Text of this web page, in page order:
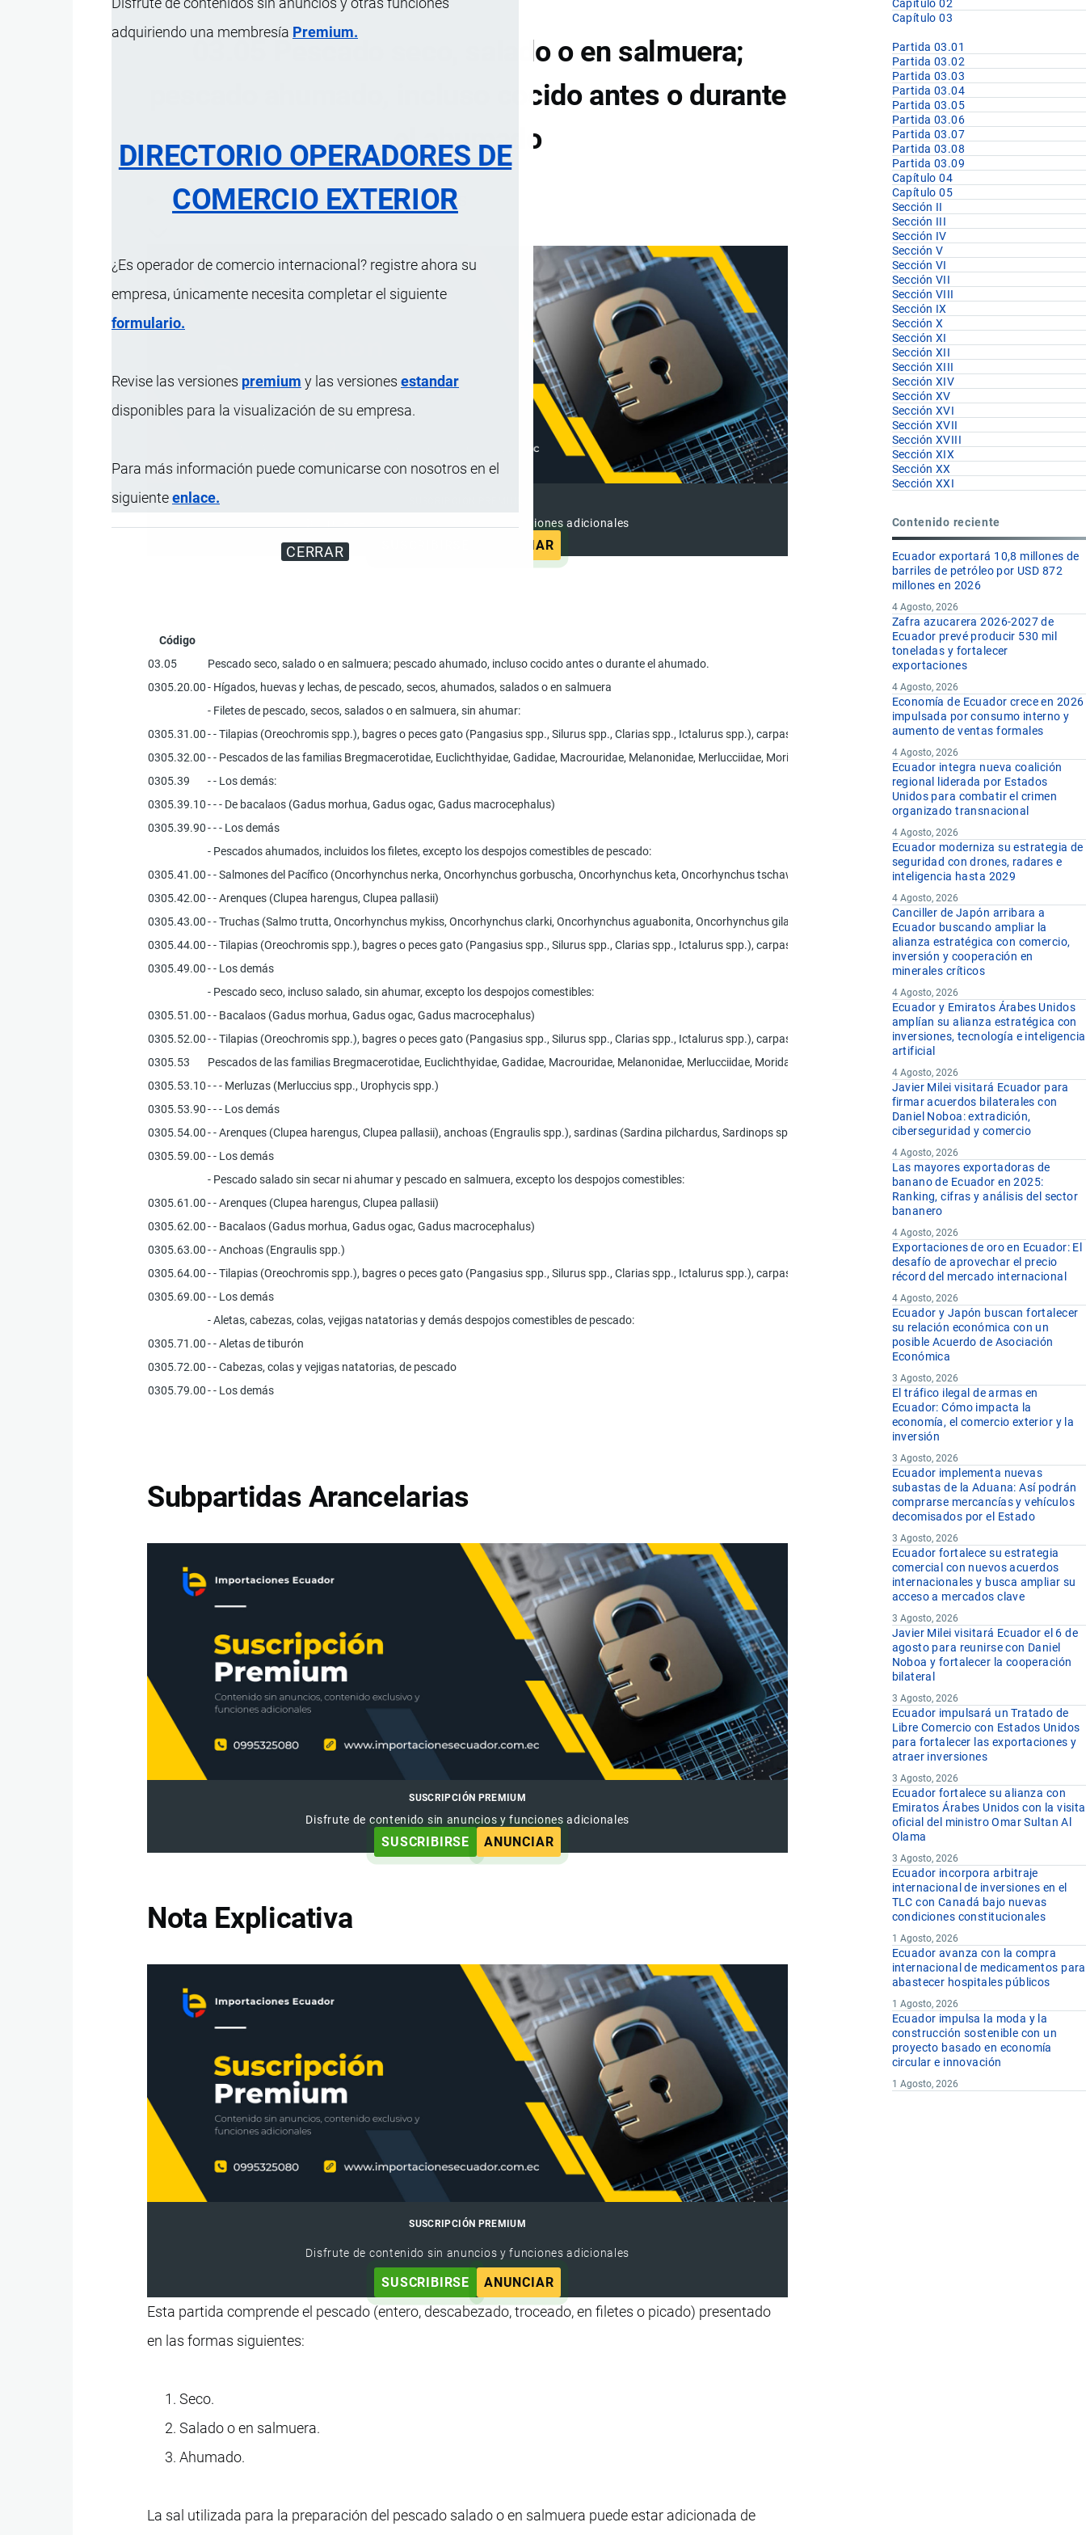
adquiriendo una membresía Premium.
DIRECTORIO OPERADORES DE
COMERCIO EXTERIOR
¿Es operador de comercio internacional? registre ahora su
empresa, únicamente necesita completar el siguiente
formulario.
Revise las versiones premium y las versiones estandar
disponibles para la visualización de su empresa.
Para más información puede comunicarse con nosotros en el
siguienteenlace.
CERRAR
03.05 Pescado seco, salado o en salmuera;
pescado ahumado, incluso cocido antes o durante
el ahumado
ÍNDICE DE CONTENIDOS
Disfrute de contenido sin anuncios y funciones adicionales
ANUNCIAR
Código
03.05
Pescado seco, salado o en salmuera; pescado ahumado, incluso cocido antes o durante el ahumado.
0305.20.00- Hígados, huevas y lechas, de pescado, secos, ahumados, salados o en salmuera
- Filetes de pescado, secos, salados o en salmuera, sin ahumar:
0305.31.00- - Tilapias (Oreochromis spp.), bagres o peces gato (Pangasius spp., Silurus spp., Clarias spp., Ictalurus spp.), carpas (Cyprinus spp., Carassius spp., Ctenopharyngodon
0305.32.00- - Pescados de las familias Bregmacerotidae, Euclichthyidae, Gadidae, Macrouridae, Melanonidae, Merlucciidae, Moridae y Muraenolepididae
0305.39
- - Los demás:
0305.39.10- - - De bacalaos (Gadus morhua, Gadus ogac, Gadus macrocephalus)
0305.39.90- - - Los demás
- Pescados ahumados, incluidos los filetes, excepto los despojos comestibles de pescado:
0305.41.00- - Salmones del Pacífico (Oncorhynchus nerka, Oncorhynchus gorbuscha, Oncorhynchus keta, Oncorhynchus tschawytscha, Oncorhynchus kisutch, Oncorhynchus masou y
0305.42.00- - Arenques (Clupea harengus, Clupea pallasii)
0305.43.00- - Truchas (Salmo trutta, Oncorhynchus mykiss, Oncorhynchus clarki, Oncorhynchus aguabonita, Oncorhynchus gilae, Oncorhynchus apache y Oncorhynchus chrysogaster)
0305.44.00- - Tilapias (Oreochromis spp.), bagres o peces gato (Pangasius spp., Silurus spp., Clarias spp., Ictalurus spp.), carpas (Cyprinus spp., Carassius spp., Ctenopharyngodon
0305.49.00- - Los demás
- Pescado seco, incluso salado, sin ahumar, excepto los despojos comestibles:
0305.51.00- - Bacalaos (Gadus morhua, Gadus ogac, Gadus macrocephalus)
0305.52.00- - Tilapias (Oreochromis spp.), bagres o peces gato (Pangasius spp., Silurus spp., Clarias spp., Ictalurus spp.), carpas (Cyprinus spp., Carassius spp., Ctenopharyngodon
0305.53
Pescados de las familias Bregmacerotidae, Euclichthyidae, Gadidae, Macrouridae, Melanonidae, Merlucciidae, Moridae y Muraenolepididae, excepto los bacalaos (Gadus
0305.53.10- - - Merluzas (Merluccius spp., Urophycis spp.)
0305.53.90- - - Los demás
0305.54.00- - Arenques (Clupea harengus, Clupea pallasii), anchoas (Engraulis spp.), sardinas (Sardina pilchardus, Sardinops spp.), sardinelas (Sardinella spp.), espadines (Sprattus
0305.59.00- - Los demás
- Pescado salado sin secar ni ahumar y pescado en salmuera, excepto los despojos comestibles:
0305.61.00- - Arenques (Clupea harengus, Clupea pallasii)
0305.62.00- - Bacalaos (Gadus morhua, Gadus ogac, Gadus macrocephalus)
0305.63.00- - Anchoas (Engraulis spp.)
0305.64.00- - Tilapias (Oreochromis spp.), bagres o peces gato (Pangasius spp., Silurus spp., Clarias spp., Ictalurus spp.), carpas (Cyprinus spp., Carassius spp., Ctenopharyngodon
0305.69.00- - Los demás
- Aletas, cabezas, colas, vejigas natatorias y demás despojos comestibles de pescado:
0305.71.00- - Aletas de tiburón
0305.72.00- - Cabezas, colas y vejigas natatorias, de pescado
0305.79.00- - Los demás
Subpartidas Arancelarias
SUSCRIPCIÓN PREMIUM
Disfrute de contenido sin anuncios y funciones adicionales
SUSCRIBIRSE ANUNCIAR
Nota Explicativa
SUSCRIPCIÓN PREMIUM
Disfrute de contenido sin anuncios y funciones adicionales
SUSCRIBIRSE ANUNCIAR
Esta partida comprende el pescado (entero, descabezado, troceado, en filetes o picado) presentado
en las formas siguientes:
Seco.
Salado o en salmuera.
Ahumado.
La sal utilizada para la preparación del pescado salado o en salmuera puede estar adicionada de
Capítulo 02
Capítulo 03
Partida 03.01
Partida 03.02
Partida 03.03
Partida 03.04
Partida 03.05
Partida 03.06
Partida 03.07
Partida 03.08
Partida 03.09
Capítulo 04
Capítulo 05
Sección II
Sección III
Sección IV
Sección V
Sección VI
Sección VII
Sección VIII
Sección IX
Sección X
Sección XI
Sección XII
Sección XIII
Sección XIV
Sección XV
Sección XVI
Sección XVII
Sección XVIII
Sección XIX
Sección XX
Sección XXI
Contenido reciente
Ecuador exportará 10,8 millones de
barriles de petróleo por USD 872
millones en 2026
4 Agosto, 2026
Zafra azucarera 2026-2027 de
Ecuador prevé producir 530 mil
toneladas y fortalecer
exportaciones
4 Agosto, 2026
Economía de Ecuador crece en 2026
impulsada por consumo interno y
aumento de ventas formales
4 Agosto, 2026
Ecuador integra nueva coalición
regional liderada por Estados
Unidos para combatir el crimen
organizado transnacional
4 Agosto, 2026
Ecuador moderniza su estrategia de
seguridad con drones, radares e
inteligencia hasta 2029
4 Agosto, 2026
Canciller de Japón arribara a
Ecuador buscando ampliar la
alianza estratégica con comercio,
inversión y cooperación en
minerales críticos
4 Agosto, 2026
Ecuador y Emiratos Árabes Unidos
amplían su alianza estratégica con
inversiones, tecnología e inteligencia
artificial
4 Agosto, 2026
Javier Milei visitará Ecuador para
firmar acuerdos bilaterales con
Daniel Noboa: extradición,
ciberseguridad y comercio
4 Agosto, 2026
Las mayores exportadoras de
banano de Ecuador en 2025:
Ranking, cifras y análisis del sector
bananero
4 Agosto, 2026
Exportaciones de oro en Ecuador: El
desafío de aprovechar el precio
récord del mercado internacional
4 Agosto, 2026
Ecuador y Japón buscan fortalecer
su relación económica con un
posible Acuerdo de Asociación
Económica
3 Agosto, 2026
El tráfico ilegal de armas en
Ecuador: Cómo impacta la
economía, el comercio exterior y la
inversión
3 Agosto, 2026
Ecuador implementa nuevas
subastas de la Aduana: Así podrán
comprarse mercancías y vehículos
decomisados por el Estado
3 Agosto, 2026
Ecuador fortalece su estrategia
comercial con nuevos acuerdos
internacionales y busca ampliar su
acceso a mercados clave
3 Agosto, 2026
Javier Milei visitará Ecuador el 6 de
agosto para reunirse con Daniel
Noboa y fortalecer la cooperación
bilateral
3 Agosto, 2026
Ecuador impulsará un Tratado de
Libre Comercio con Estados Unidos
para fortalecer las exportaciones y
atraer inversiones
3 Agosto, 2026
Ecuador fortalece su alianza con
Emiratos Árabes Unidos con la visita
oficial del ministro Omar Sultan Al
Olama
3 Agosto, 2026
Ecuador incorpora arbitraje
internacional de inversiones en el
TLC con Canadá bajo nuevas
condiciones constitucionales
1 Agosto, 2026
Ecuador avanza con la compra
internacional de medicamentos para
abastecer hospitales públicos
1 Agosto, 2026
Ecuador impulsa la moda y la
construcción sostenible con un
proyecto basado en economía
circular e innovación
1 Agosto, 2026